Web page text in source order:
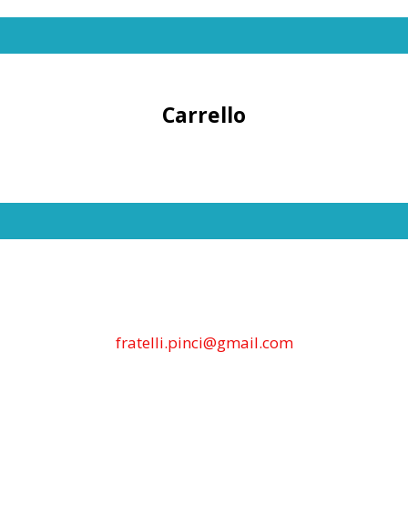
Carrello
fratelli.pinci@gmail.com